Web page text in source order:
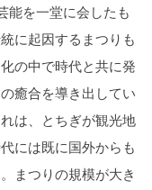
能を一堂に会したも
に起因するまつりも
の中で時代と共に発
癒合を導き出してい
は、とちぎが観光地
には既に国外からも
まつりの規模が大き